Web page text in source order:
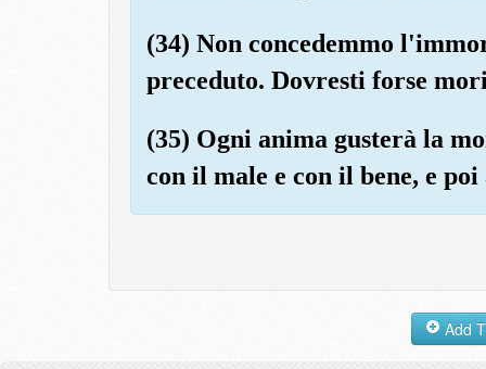
(34) Non concedemmo
preceduto. Dovresti forse
(35) Ogni anima gusterà la
con il male e con il bene, e